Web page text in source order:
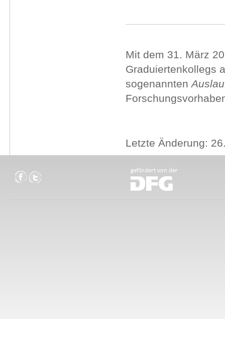
Mit dem 31. März
Graduiertenkollegs
sogenannten
Letzte Änderung: